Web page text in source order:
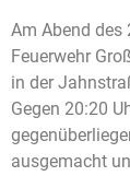
Am Abend des
Feuerwehr
in der
Gegen 20:20
ausgemacht